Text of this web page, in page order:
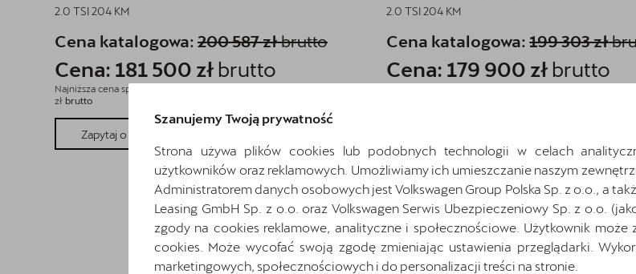
2.0 TSI 204 KM
Cena katalogowa: 200 587 złbrutto
Cena: 181 500 zł brutto
Najniższa cena sprzed 30 dni przed wprowadzeniem obniżki: 176 900
zł brutto
Zapytaj o szczegóły
2.0 TSI 204 KM
Cena katalogowa: 199 303 zł
Cena: 179 900 zł brutto
Wróć do listy
Szanujemy Twoją prywatność
Strona używa plików cookies lub podobnych technologii w celach
użytkowników oraz reklamowych. Umożliwiamy ich umieszczanie naszym
Administratorem danych osobowych jest Volkswagen Group Polska Sp. z o.o., a
Leasing GmbH Sp. z o.o. oraz Volkswagen Serwis Ubezpieczeniowy Sp. z o.o.
zgody na cookies reklamowe, analityczne i społecznościowe. Użytkownik
cookies. Może wycofać swoją zgodę zmieniając ustawienia przeglądarki.
marketingowych, społecznościowych i do personalizacji treści na stronie.